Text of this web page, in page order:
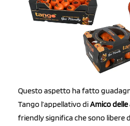
Questo aspetto ha fatto
Tango l’appellativo diAmico delle
friendly significa che sono libere